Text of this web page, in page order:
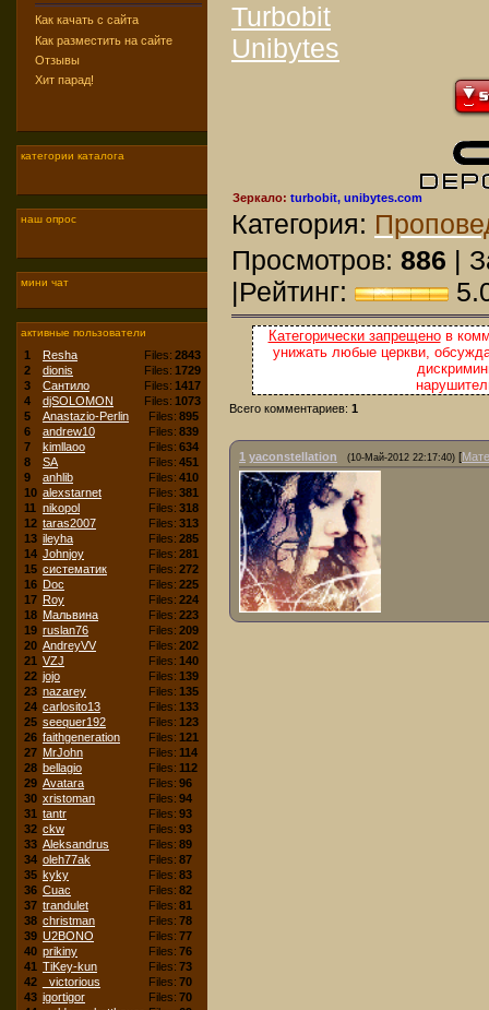
Как качать с сайта
Как разместить на сайте
Отзывы
Хит парад!
категории каталога
наш опрос
мини чат
активные пользователи
1 Resha Files: 2843
2
dionis Files: 1729
3
Сантило Files: 1417
4
djSOLOMON Files: 1073
5
Anastazio-Perlin Files: 895
6
andrew10 Files: 839
7
kimllaoo Files: 634
8
SA Files: 451
9
anhlib Files: 410
10 alexstarnet Files: 381
11
nikopol Files: 318
12 taras2007 Files: 313
13 ileyha Files: 285
14 Johnjoy Files: 281
15 систематик Files: 272
16 Doc Files: 225
17 Roy Files: 224
18 Мальвина Files: 223
19 ruslan76 Files: 209
20 AndreyVV Files: 202
21 VZJ Files: 140
22 jojo Files: 139
23 nazarey Files: 135
24 carlosito13 Files: 133
25 seequer192 Files: 123
26 faithgeneration Files: 121
27 MrJohn Files: 114
28 bellagio Files: 112
29 Avatara Files: 96
30 xristoman Files: 94
31 tantr Files: 93
32 ckw Files: 93
33 Aleksandrus Files: 89
34 oleh77ak Files: 87
35 kyky Files: 83
36 Cuac Files: 82
37 trandulet Files: 81
38 christman Files: 78
39 U2BONO Files: 77
40 prikiny Files: 76
41 TiKey-kun Files: 73
42
_victorious Files: 70
43 igortigor Files: 70
Turbobit
Unibytes
Зеркало: turbobit, unibytes.com
Категория:
Просмотров: 886 |
|Рейтинг:
Категорически запрещенов
унижать любые церкви,
Всего комментариев: 1
1 yaconstellation (10-Май-2012 22:17:40) [